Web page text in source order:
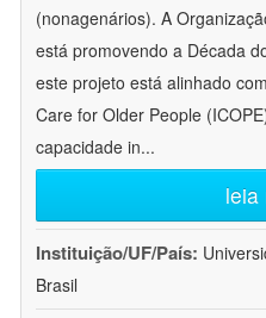
(nonagenários). A
está promovendo a Década
este projeto está alinhado
Care for Older People
capacidade in...
leia
Instituição/UF/País:
Brasil